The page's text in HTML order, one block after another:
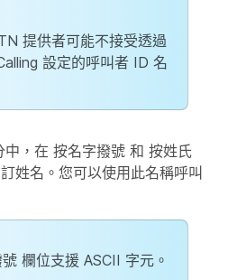
提供者可能不接受透過
設定的呼叫者 ID 名
中，在 按名字撥號 和 按姓氏
姓名。您可以使用此名稱呼叫
欄位支援 ASCII 字元。